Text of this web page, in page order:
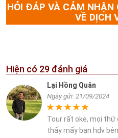
HỎI ĐÁP VÀ CẢM NHẬN
VỀ DỊCH
Hiện có 29 đánh giá
Lại Hồng Quân
Ngày gửi: 21/09/2024
Tour rất oke, mọi thứ
thấy mấy bạn hdv